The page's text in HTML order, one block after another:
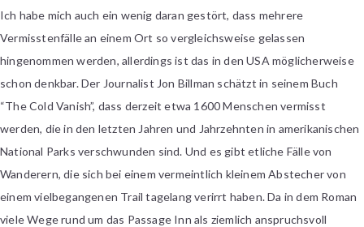
Ich habe mich auch ein wenig daran gestört, dass mehrere
Vermisstenfälle an einem Ort so vergleichsweise gelassen
hingenommen werden, allerdings ist das in den USA möglicherweise
schon denkbar. Der Journalist Jon Billman schätzt in seinem Buch
“The Cold Vanish”, dass derzeit etwa 1600 Menschen vermisst
werden, die in den letzten Jahren und Jahrzehnten in amerikanischen
National Parks verschwunden sind. Und es gibt etliche Fälle von
Wanderern, die sich bei einem vermeintlich kleinem Abstecher von
einem vielbegangenen Trail tagelang verirrt haben. Da in dem Roman
viele Wege rund um das Passage Inn als ziemlich anspruchsvoll